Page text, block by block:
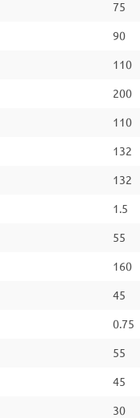
75
90
110
200
110
132
132
1.5
55
160
45
0.75
55
45
30